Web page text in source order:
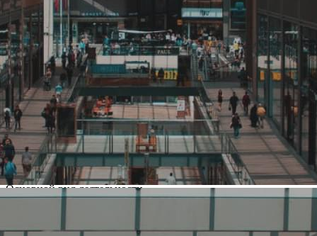
О ритейлере
О компании
Информация о развитии ритейлера
Где представлена ТС
Контакты
О ритейлере Южанин
Название:
Южанин
Компания создана в стране
Россия
Основной вид деятельности
Кафе, ресторан
Средний, Выше среднегоИзменить